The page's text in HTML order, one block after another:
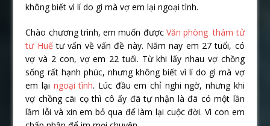
không biết vì lí do gì mà vợ em lại ngoại tình.
Chào chương trình, em muốn được Văn phòng thám tử
tư Huếtư vấn về vấn đề này. Năm nay em 27 tuổi, có
vợ và 2 con, vợ em 22 tuổi. Từ khi lấy nhau vợ chồng
sống rất hạnh phúc, nhưng không biết vì lí do gì mà vợ
em lại ngoại tình. Lúc đầu em chỉ nghi ngờ, nhưng khi
vợ chồng cãi cọ thì cô ấy đã tự nhận là đã có một lần
lầm lỗi và xin em bỏ qua để làm lại cuộc đời. Vì con em